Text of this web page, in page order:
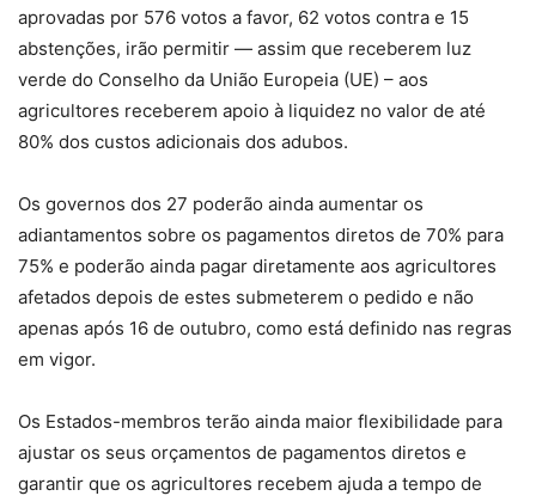
aprovadas por 576 votos a favor, 62 votos contra e 15
abstenções, irão permitir — assim que receberem luz
verde do Conselho da União Europeia (UE) – aos
agricultores receberem apoio à liquidez no valor de até
80% dos custos adicionais dos adubos.
Os governos dos 27 poderão ainda aumentar os
adiantamentos sobre os pagamentos diretos de 70% para
75% e poderão ainda pagar diretamente aos agricultores
afetados depois de estes submeterem o pedido e não
apenas após 16 de outubro, como está definido nas regras
em vigor.
Os Estados-membros terão ainda maior flexibilidade para
ajustar os seus orçamentos de pagamentos diretos e
garantir que os agricultores recebem ajuda a tempo de